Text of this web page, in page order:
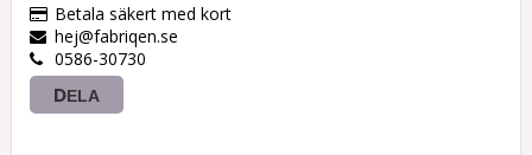
Betala säkert med kort
hej@fabriqen.se
0586-30730
DELA